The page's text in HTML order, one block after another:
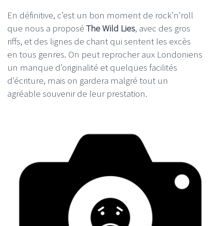
En définitive, c’est un bon moment de rock’n’roll
que nous a proposé The Wild Lies, avec des gros
riffs, et des lignes de chant qui sentent les excès
en tous genres. On peut reprocher aux Londoniens
un manque d’originalité et quelques facilités
d’écriture, mais on gardera malgré tout un
agréable souvenir de leur prestation.